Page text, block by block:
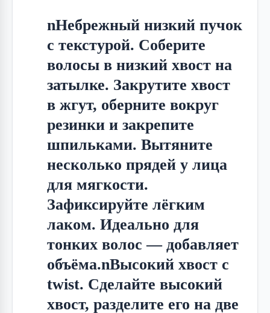
nНебрежный низкий пучок
с текстурой. Соберите
волосы в низкий хвост на
затылке. Закрутите хвост
в жгут, оберните вокруг
резинки и закрепите
шпильками. Вытяните
несколько прядей у лица
для мягкости.
Зафиксируйте лёгким
лаком. Идеально для
тонких волос — добавляет
объёма.nВысокий хвост с
twist. Сделайте высокий
хвост, разделите его на две